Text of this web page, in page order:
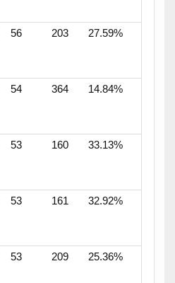
56 203 27.59%
54 364 14.84%
53 160 33.13%
53 161 32.92%
53 209 25.36%